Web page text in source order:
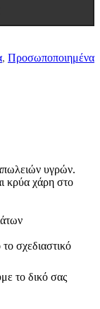
, Προσωποποιημένα
υγρών.
κρύα χάρη στο
σχεδιαστικό
το δικό σας